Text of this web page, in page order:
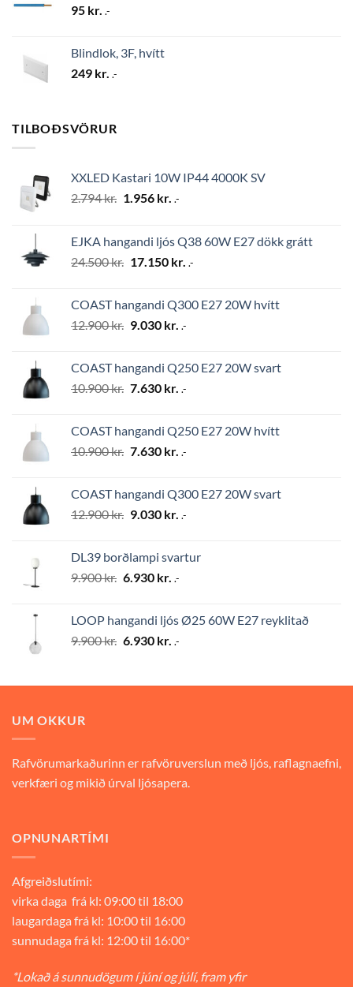
95 kr. .-
Blindlok, 3F, hvítt
249 kr. .-
TILBOÐSVÖRUR
XXLED Kastari 10W IP44 4000K SV
2.794kr. Original
2.794 kr..
1.956 kr. Current
1.956 kr..
.-
EJKA hangandi ljós Q38 60W E27 dökk grátt
24.500kr. Original
24.500 kr..
17.150 kr. Current
17.150 kr..
.-
COAST hangandi Q300 E27 20W hvítt
12.900kr. Original
12.900 kr..
9.030 kr. Current
9.030 kr..
.-
COAST hangandi Q250 E27 20W svart
10.900kr. Original
10.900 kr..
7.630 kr. Current
7.630 kr..
.-
COAST hangandi Q250 E27 20W hvítt
10.900kr. Original
10.900 kr..
7.630 kr. Current
7.630 kr..
.-
COAST hangandi Q300 E27 20W svart
12.900kr. Original
12.900 kr..
9.030 kr. Current
9.030 kr..
.-
DL39 borðlampi svartur
9.900kr. Original
9.900 kr..
6.930 kr. Current
6.930 kr..
.-
LOOP hangandi ljós Ø25 60W E27 reyklitað
9.900kr. Original
9.900 kr..
6.930 kr. Current
6.930 kr..
.-
UM OKKUR
Rafvörumarkaðurinn er rafvöruverslun með ljós, raflagnaefni,
verkfæri og mikið úrval ljósapera.
OPNUNARTÍMI
Afgreiðslutími:
virka daga frá kl: 09:00 til 18:00
laugardaga frá kl: 10:00 til 16:00
sunnudaga frá kl: 12:00 til 16:00*
*Lokað á sunnudögum í júní og júlí, fram yfir